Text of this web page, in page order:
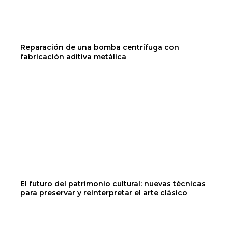
Reparación de una bomba centrífuga con
fabricación aditiva metálica
El futuro del patrimonio cultural: nuevas técnicas
para preservar y reinterpretar el arte clásico